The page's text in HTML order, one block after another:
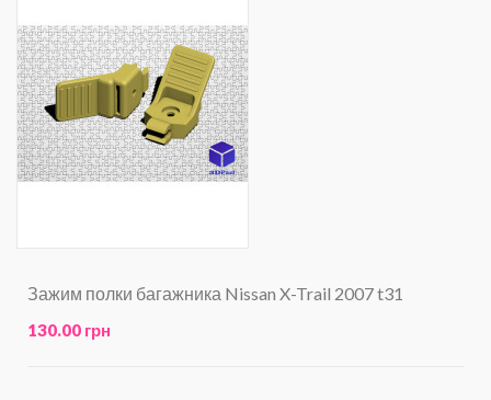
Зажим полки багажника Nissan X-Trail 2007 t31
130.00 грн